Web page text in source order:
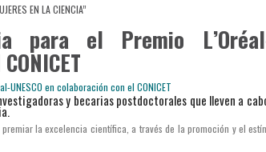
EN LA CIENCIA”
para el Premio L’Oréal-
y becarias postdoctorales que lleven a
la excelencia científica, a través de la promoción y el